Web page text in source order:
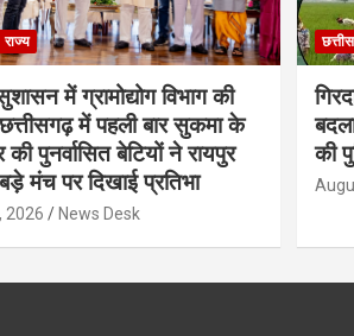
राज्य
में ग्रामोद्योग विभाग की
में पहली बार सुकमा के
पुनर्वासित बेटियों ने रायपुर
मंच पर दिखाई प्रतिभा
2026 News Desk
की